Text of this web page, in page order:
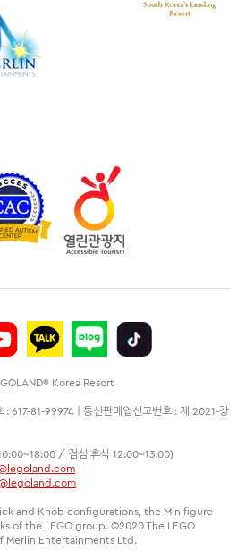
Korea Resort
: 617-81-99974 | 통신판매업신고번호 : 제 2021-강
/ 점심 휴식 12:00~13:00)
and Knob configurations, the Minifigure
of the LEGO group. ©2020 The LEGO
Merlin Entertainments Ltd.